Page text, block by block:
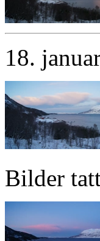
18.
Bilder